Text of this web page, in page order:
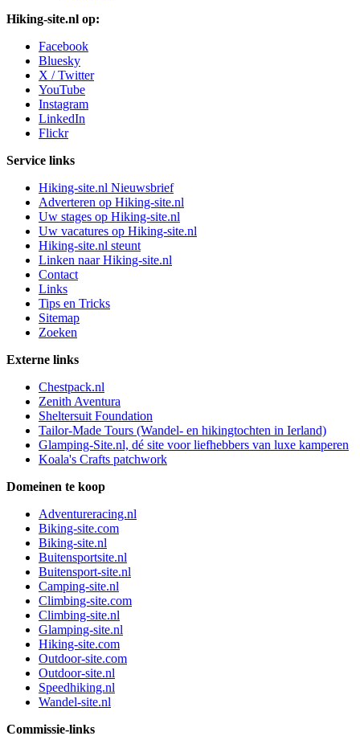
Hiking-site.nl op:
Facebook
Bluesky
X / Twitter
YouTube
Instagram
LinkedIn
Flickr
Service links
Hiking-site.nl Nieuwsbrief
Adverteren op Hiking-site.nl
Uw stages op Hiking-site.nl
Uw vacatures op Hiking-site.nl
Hiking-site.nl steunt
Linken naar Hiking-site.nl
Contact
Links
Tips en Tricks
Sitemap
Zoeken
Externe links
Chestpack.nl
Zenith Aventura
Sheltersuit Foundation
Tailor-Made Tours (Wandel- en hikingtochten in Ierland)
Glamping-Site.nl, dé site voor liefhebbers van luxe kamperen
Koala's Crafts patchwork
Domeinen te koop
Adventureracing.nl
Biking-site.com
Biking-site.nl
Buitensportsite.nl
Buitensport-site.nl
Camping-site.nl
Climbing-site.com
Climbing-site.nl
Glamping-site.nl
Hiking-site.com
Outdoor-site.com
Outdoor-site.nl
Speedhiking.nl
Wandel-site.nl
Commissie-links